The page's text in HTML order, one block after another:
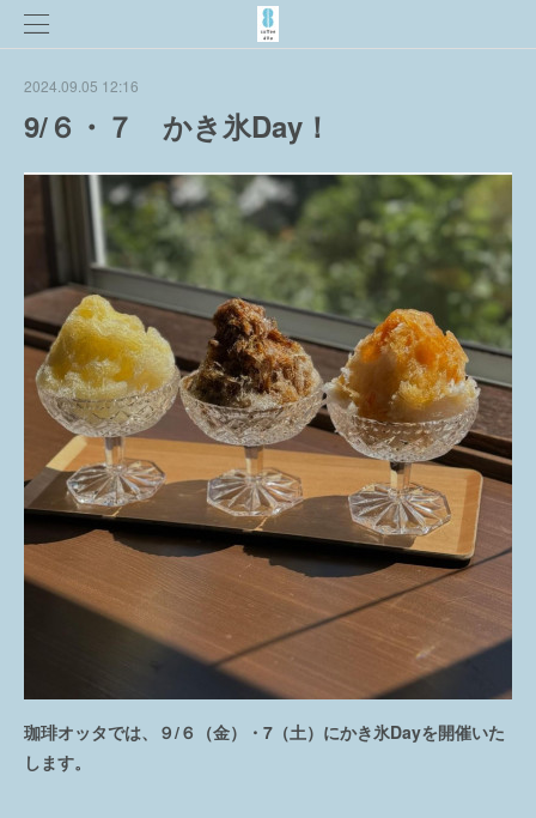
2024.09.05 12:16
9/６・７ かき氷Day！
珈琲オッタでは、９/６（金）・7（土）にかき氷Dayを開催いた
します。